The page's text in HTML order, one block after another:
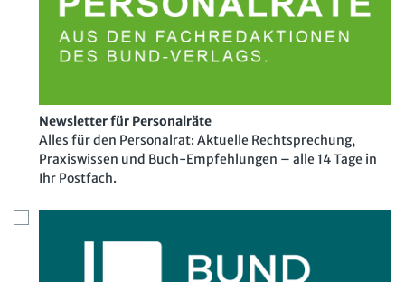
Newsletter für Personalräte
Alles für den Personalrat: Aktuelle Rechtsprechung,
Praxiswissen und Buch-Empfehlungen – alle 14 Tage in
Ihr Postfach.